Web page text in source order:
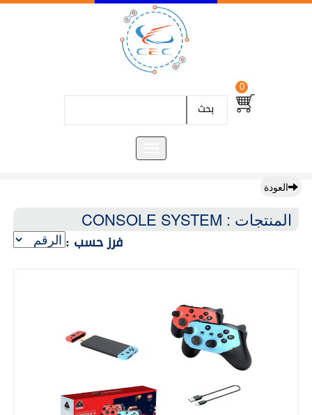
0
بحث
العودة
المنتجات : CONSOLE SYSTEM
فرز حسب :